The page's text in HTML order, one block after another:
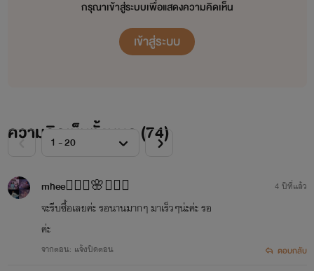
กรุณาเข้าสู่ระบบเพื่อแสดงความคิดเห็น
เข้าสู่ระบบ
ความคิดเห็นทั้งหมด (74)
mhee🧚🏼‍♀️🌸🧚🏼‍♀️
จะรีบซื้อเลยค่ะ รอนานมากๆ มาเร็วๆน่ะค่ะ รอ
ค่ะ
จากตอน: แจ้งปิดตอน
4 ปีที่แล้ว
ตอบกลับ